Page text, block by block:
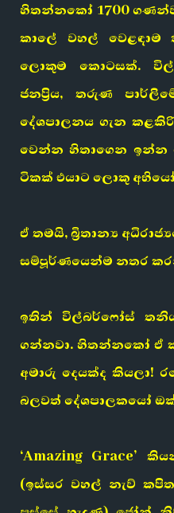
හිතන්නකෝ 1700
කාලේ වහල්
ලොකුම කොටසක්.
ජනප්‍රිය, තරුණ
දේශපාලනය ගැන
වෙන්න හිතාගෙන ඉන්න
ටිකක් එයාට ලොකු
ඒ තමයි, බ්‍රිතාන්‍ය
සම්පූර්ණයෙන්ම නතර
ඉතින් විල්බර්ෆෝස්
ගන්නවා. හිතන්නකෝ ඒ
අමාරු දෙයක්ද කියලා!
බලවත් දේශපාලකයෝ
‘Amazing Grace’
(ඉස්සර වහල් නැව්